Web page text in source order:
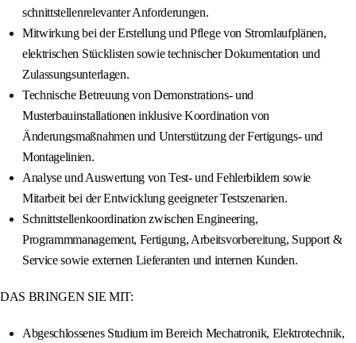
schnittstellenrelevanter Anforderungen.
Mitwirkung bei der Erstellung und Pflege von Stromlaufplänen,
elektrischen Stücklisten sowie technischer Dokumentation und
Zulassungsunterlagen.
Technische Betreuung von Demonstrations- und
Musterbauinstallationen inklusive Koordination von
Änderungsmaßnahmen und Unterstützung der Fertigungs- und
Montagelinien.
Analyse und Auswertung von Test- und Fehlerbildern sowie
Mitarbeit bei der Entwicklung geeigneter Testszenarien.
Schnittstellenkoordination zwischen Engineering,
Programmmanagement, Fertigung, Arbeitsvorbereitung, Support &
Service sowie externen Lieferanten und internen Kunden.
DAS BRINGEN SIE MIT:
Abgeschlossenes Studium im Bereich Mechatronik, Elektrotechnik,